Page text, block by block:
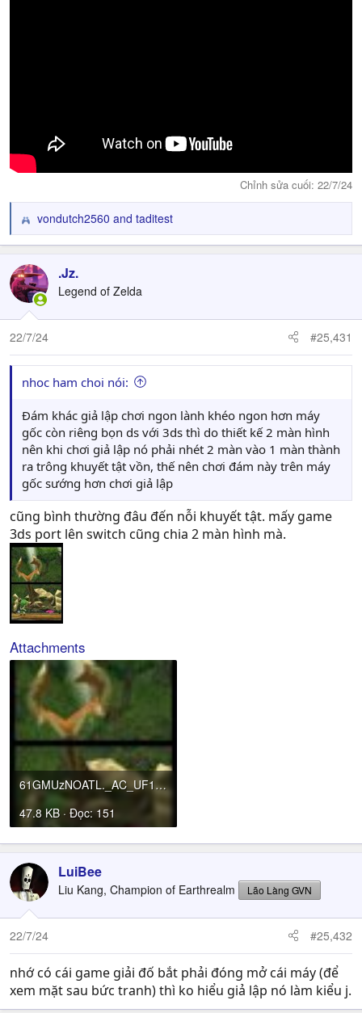
Chỉnh sửa cuối: 22/7/24
R
e
c
t
i
o
n
s
:
vondutch2560 and taditest
.Jz.
Legend of Zelda
22/7/24 #25,431
nhoc ham choi nói:
Đám khác giả lập chơi ngon lành khéo ngon hơn máy
gốc còn riêng bọn ds với 3ds thì do thiết kế 2 màn hình
nên khi chơi giả lập nó phải nhét 2 màn vào 1 màn thành
ra trông khuyết tật vồn, thế nên chơi đám này trên máy
gốc sướng hơn chơi giả lập
cũng bình thường đâu đến nỗi khuyết tật. mấy game
3ds port lên switch cũng chia 2 màn hình mà.
Attachments
61GMUzNOATL._AC_UF1000,1000_QL80_.jpg
47.8 KB · Đọc: 151
LuiBee
Liu Kang, Champion of Earthrealm Lão Làng GVN
22/7/24 #25,432
nhớ có cái game giải đố bắt phải đóng mở cái máy (để
xem mặt sau bức tranh) thì ko hiểu giả lập nó làm kiểu j.